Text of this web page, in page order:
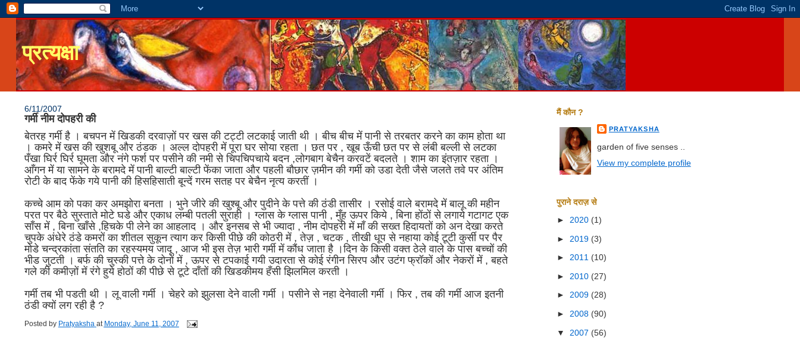
प्रत्यक्षा
6/11/2007
गर्मी नीम दोपहरी की
बेतरह गर्मी है । बचपन में खिडकी दरवाज़ों पर खस की टट्टी लटकाई जाती थी । बीच बीच में पानी से तरबतर करने का काम होता था
। कमरे में खस की खुशबू और ठंडक । अल्ल दोपहरी में पूरा घर सोया रहता । छत पर , खूब ऊँची छत पर से लंबी बल्ली से लटका
पँखा घिर्र घिर्र घूमता और नंगे फर्श पर पसीने की नमी से चिपचिपचाये बदन ,लोगबाग बेचैन करवटें बदलते । शाम का इंतज़ार रहता ।
आँगन में या सामने के बरामदे में पानी बाल्टी बाल्टी फेंका जाता और पहली बौछार ज़मीन की गर्मी को उडा देती जैसे जलते तवे पर अंतिम
रोटी के बाद फेंके गये पानी की हिसहिसाती बून्दें गरम सतह पर बेचैन नृत्य करतीं ।
कच्चे आम को पका कर अमझोरा बनता । भुने जीरे की खुश्बू और पुदीने के पत्ते की ठंडी तासीर । रसोई वाले बरामदे में बालू की महीन
परत पर बैठे सुस्ताते मोटे घडे और एकाध लम्बी पतली सुराही । ग्लास के ग्लास पानी , मुँह ऊपर किये , बिना होंठों से लगाये गटागट एक
साँस में , बिना खाँसे ,हिचके पी लेने का आहलाद । और इनसब से भी ज्यादा , नीम दोपहरी में माँ की सख्त हिदायतों को अन देखा करते
चुपके अंधेरे ठंडे कमरों का शीतल सुकून त्याग कर किसी पीछे की कोठरी में , तेज़ , चटक , तीखी धूप से नहाया कोई टूटी कुर्सी पर पैर
मोडे चन्द्रकांता संतति का रहस्यमय जादू , आज भी इस तेज़ भारी गर्मी में कौंध जाता है ।दिन के किसी वक्त ठेले वाले के पास बच्चों की
भीड जुटती । बर्फ की चुस्की पत्ते के दोनों में , ऊपर से टपकाई गयी उदारता से कोई रंगीन सिरप और उटंग फ्रॉकों और नेकरों में , बहते
गले की कमीज़ों में रंगे हुये होठों की पीछे से टूटे दाँतों की खिडकीमय हँसी झिलमिल करती ।
गर्मी तब भी पडती थी । लू वाली गर्मी । चेहरे को झुलसा देने वाली गर्मी । पसीने से नहा देनेवाली गर्मी । फिर , तब की गर्मी आज इतनी
ठंडी क्यों लग रही है ?
Posted by Pratyaksha at Monday, June 11, 2007
मैं कौन ?
PRATYAKSHA
garden of five senses ..
View my complete profile
पुराने दराज़ से
► 2020 (1)
► 2019 (3)
► 2011 (10)
► 2010 (27)
► 2009 (28)
► 2008 (90)
▼ 2007 (56)